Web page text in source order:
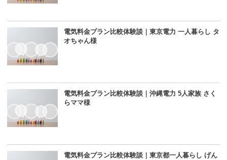
電気料金プラン比較体験談｜東京電力 一人暮らし タ
オちゃん様
電気料金プラン比較体験談｜沖縄電力 5人家族 さく
らママ様
電気料金プラン比較体験談｜東京都一人暮らし げん